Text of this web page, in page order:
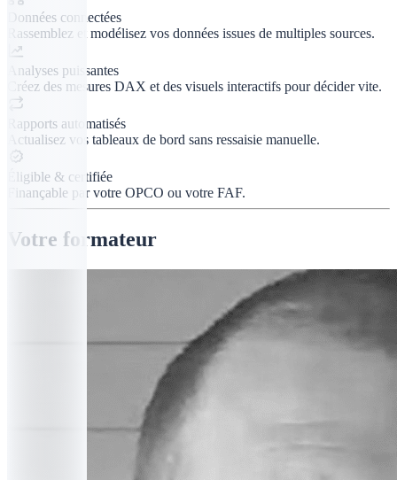
Données connectées
Rassemblez et modélisez vos données issues de multiples sources.
Analyses puissantes
Créez des mesures DAX et des visuels interactifs pour décider vite.
Rapports automatisés
Actualisez vos tableaux de bord sans ressaisie manuelle.
Éligible & certifiée
Finançable par votre OPCO ou votre FAF.
Votre formateur